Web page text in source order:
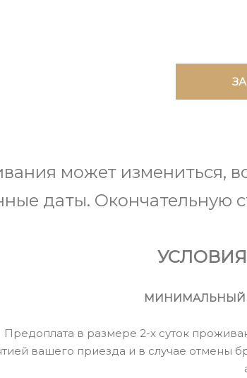
может измениться,
даты. Окончательную
МИНИМАЛЬНЫЙ
Предоплата в размере 2-х суток
вашего приезда и в случае